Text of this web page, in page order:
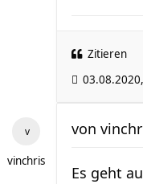
Zitieren
vinchris
von
Es geht